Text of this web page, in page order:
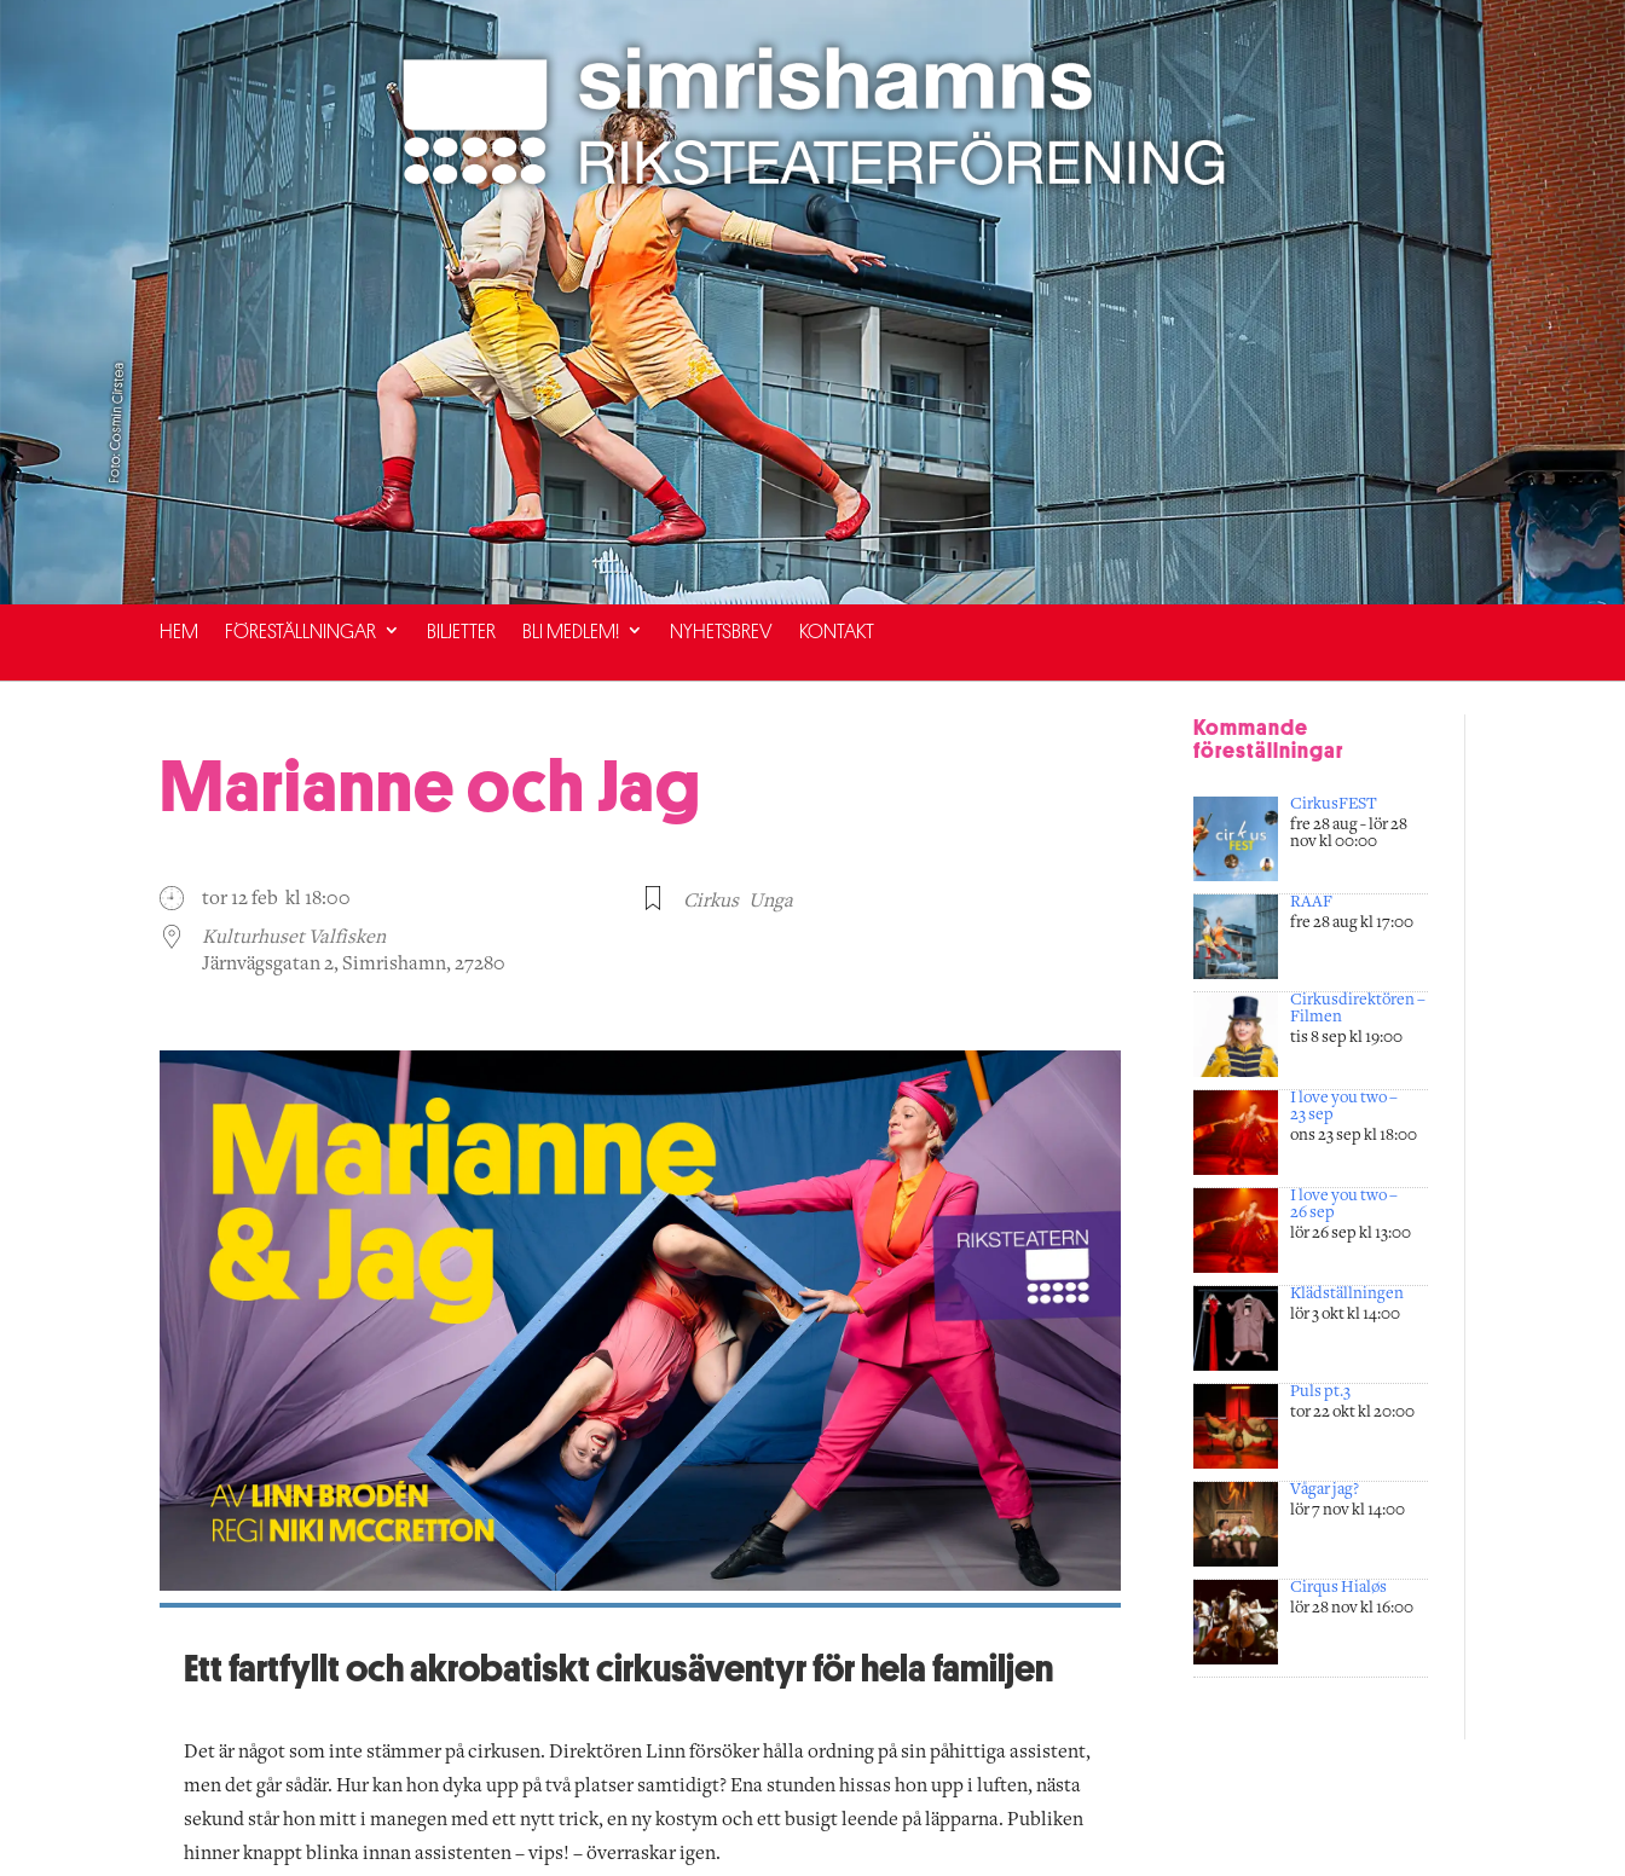
HEM FÖRESTÄLLNINGAR BILJETTER BLI MEDLEM! NYHETSBREV KONTAKT
Marianne och Jag
tor 12 feb kl 18:00
Kulturhuset Valfisken
Järnvägsgatan 2, Simrishamn, 27280
Cirkus Unga
Ett fartfyllt och akrobatiskt cirkusäventyr för hela familjen
Det är något som inte stämmer på cirkusen. Direktören Linn försöker hålla ordning på sin påhittiga assistent,
men det går sådär. Hur kan hon dyka upp på två platser samtidigt? Ena stunden hissas hon upp i luften, nästa
sekund står hon mitt i manegen med ett nytt trick, en ny kostym och ett busigt leende på läpparna. Publiken
hinner knappt blinka innan assistenten – vips! – överraskar igen.
Kommande
föreställningar
CirkusFEST
fre 28 aug - lör 28
nov kl 00:00
RAAF
fre 28 aug kl 17:00
Cirkusdirektören –
Filmen
tis 8 sep kl 19:00
I love you two –
23 sep
ons 23 sep kl 18:00
I love you two –
26 sep
lör 26 sep kl 13:00
Klädställningen
lör 3 okt kl 14:00
Puls pt.3
tor 22 okt kl 20:00
Vågar jag?
lör 7 nov kl 14:00
Cirqus Hialøs
lör 28 nov kl 16:00